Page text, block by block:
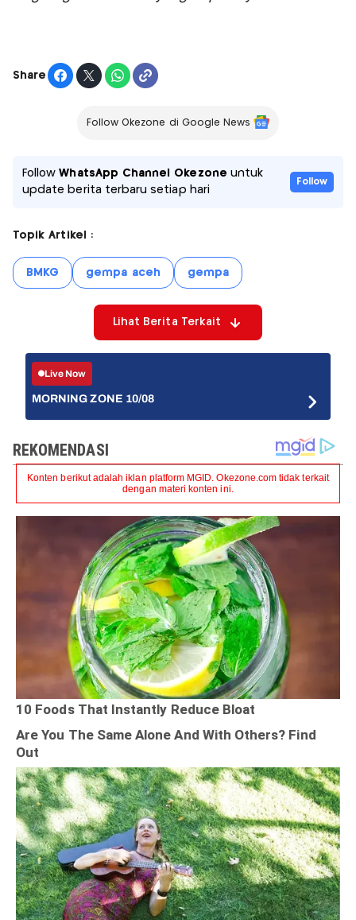
Share
Follow Okezone di Google News
FollowWhatsApp Channel Okezone untuk
update berita terbaru setiap hari
Follow
Topik Artikel :
BMKG gempa aceh gempa
Lihat Berita Terkait
Live Now
MORNING ZONE 10/08